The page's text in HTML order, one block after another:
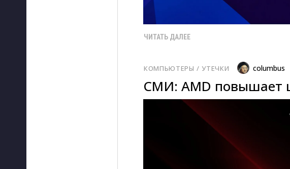
ЧИТАТЬ ДАЛЕЕ
КОМПЬЮТЕРЫ / УТЕЧКИ columbus
СМИ: AMD повышает